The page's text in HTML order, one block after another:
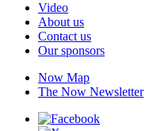
Video
About us
Contact us
Our sponsors
Now Map
The Now Newsletter